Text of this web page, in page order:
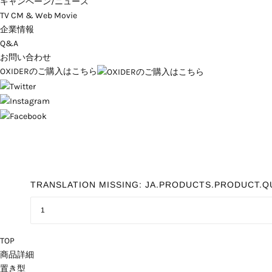
TV CM & Web Movie
企業情報
Q&A
お問い合わせ
OXIDERのご購入はこちら
TRANSLATION MISSING:
TOP
商品詳細
置き型